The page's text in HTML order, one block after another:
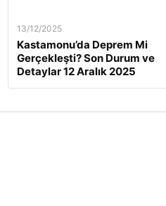
13/12/2025
Kastamonu’da Deprem Mi
Gerçekleşti? Son Durum ve
Detaylar 12 Aralık 2025